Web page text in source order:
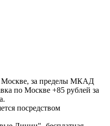
Москве, за пределы МКАД
по Москве +85 рублей за
посредством